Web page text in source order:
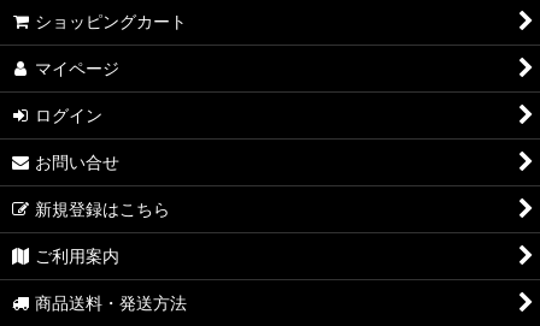
ショッピングカート
マイページ
ログイン
お問い合せ
新規登録はこちら
ご利用案内
商品送料・発送方法